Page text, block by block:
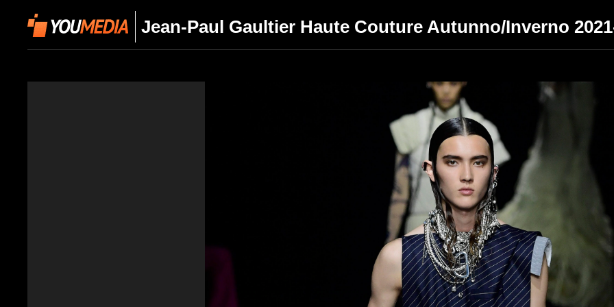
Jean-Paul Gaultier Haute Couture Autunno/Inverno